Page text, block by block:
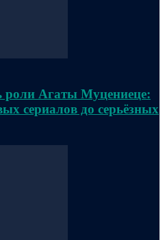
роли Агаты Муцениеце:
сериалов до серьёзных